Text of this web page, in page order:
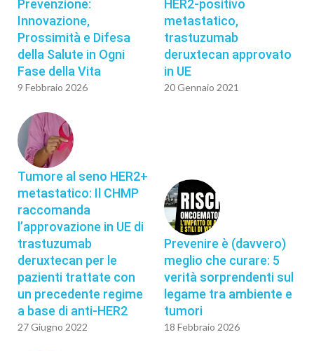
Prevenzione:
Innovazione,
Prossimità e Difesa
della Salute in Ogni
Fase della Vita
9 Febbraio 2026
HER2-positivo
metastatico,
trastuzumab
deruxtecan approvato
in UE
20 Gennaio 2021
Tumore al seno HER2+
metastatico: Il CHMP
raccomanda
l’approvazione in UE di
trastuzumab
deruxtecan per le
pazienti trattate con
un precedente regime
a base di anti-HER2
27 Giugno 2022
Prevenire è (davvero)
meglio che curare: 5
verità sorprendenti sul
legame tra ambiente e
tumori
18 Febbraio 2026